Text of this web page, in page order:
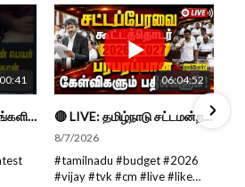
00:41
ஆட்சி மாறும்போது திட்டங்களின் பெயர் மாறுவது வழக்கமான ஒன்று தான்... திருமாவளவன்
06:04:52
🔴 LIVE: தமிழ்நாடு சட்டமன்றப் பேரவை கூட்டத்தொடர் - நிதிநிலை அறிக்கை மீது விவாதம் #live #budget #video
8/7/2026
#tamilnadu #budget #2026
#vijay #tvk #cm #live #like